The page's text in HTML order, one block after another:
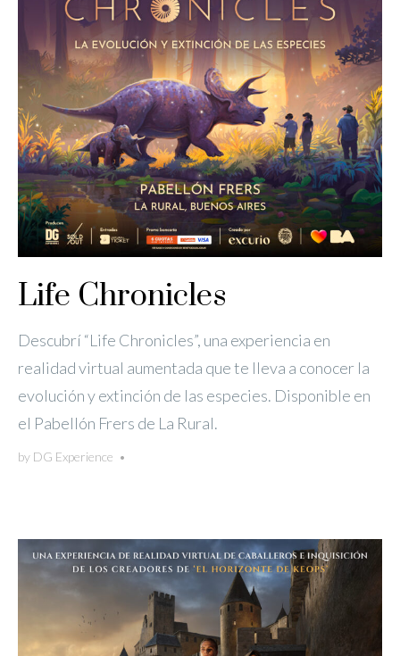
Life Chronicles
Descubrí “Life Chronicles”, una experiencia en
realidad virtual aumentada que te lleva a conocer la
evolución y extinción de las especies. Disponible en
el Pabellón Frers de La Rural.
by DG Experience •